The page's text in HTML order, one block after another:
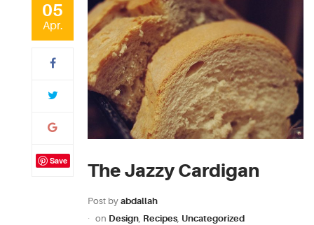
05
Apr.
Save The Jazzy Cardigan
Post by abdallah
on Design, Recipes, Uncategorized